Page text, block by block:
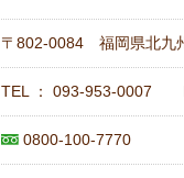
〒802-0084 福岡県北九
TEL ： 093-953-0007
0800-100-7770